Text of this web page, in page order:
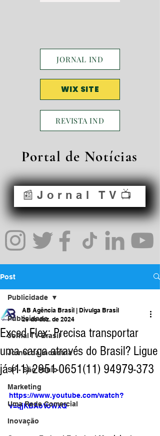
JORNAL IND
WIX SITE
REVISTA IND
Portal de Notícias
📰Jornal TV📺
Post
Publicidade
Jornal TV Brasil
Jornal da Indústria
SP - São Paulo
Marketing
Uma Rede Comercial
Inovação
Publicidade
Exced Flex: Precisa transportar
uma carga através do Brasil? Ligue
já (11) 2951-0651(11) 94979-373
AB Agência Brasil | Divulga Brasil
29 de dez. de 2024
https://www.youtube.com/watch?
v=qjKBAoVoWxQ